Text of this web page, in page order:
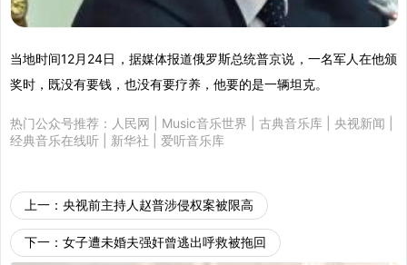
当地时间12月24日，据媒体报道俄罗斯总统普京说，一名军人在他颁
奖时，既没有要钱，也没有要疗养，他要的是一辆坦克。
热门公众号推荐： 人民网 Music音乐世界 古典音乐库 央视新闻
经典音乐在线听
新华社 爱听音乐库
上一： 央视前主持人赵普涉侵权案被限高
下一： 女子遭未婚夫强奸曾逃出呼救被拖回